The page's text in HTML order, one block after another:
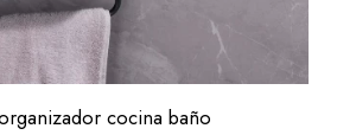
cocina baño